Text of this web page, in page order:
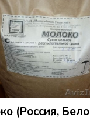
(Россия,